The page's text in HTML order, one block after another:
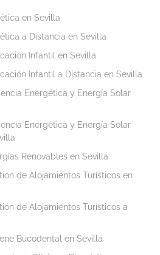
en Sevilla
a Distancia en Sevilla
Infantil en Sevilla
Infantil a Distancia en Sevilla
Energética y Energía Solar
Energética y Energía Solar
Renovables en Sevilla
de Alojamientos Turísticos en
de Alojamientos Turísticos a
Bucodental en Sevilla